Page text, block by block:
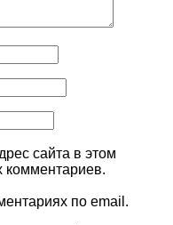
сайта в этом
комментариев.
по email.